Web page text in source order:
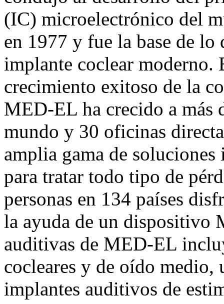
(IC) microelectrónico del
en 1977 y fue la base de lo
implante coclear moderno.
crecimiento exitoso de la
MED-EL ha crecido a más
mundo y 30 oficinas
amplia gama de
para tratar todo tipo de
personas en 134 países
la ayuda de un dispositivo
auditivas de MED-EL
cocleares y de oído medio,
implantes auditivos de